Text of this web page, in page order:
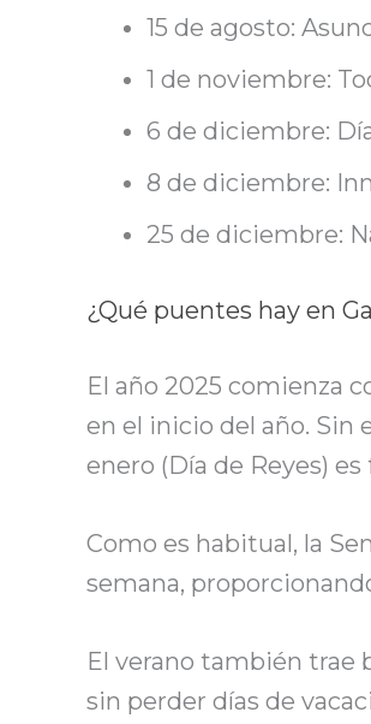
15 de agosto:
1 de noviembre:
6 de diciembre:
8 de diciembre:
25 de diciembre:
¿Qué puentes hay en
El año 2025 comienza
en el inicio del año. Sin
enero (Día de Reyes)
Como es habitual, la
semana,
El verano también trae
sin perder días de